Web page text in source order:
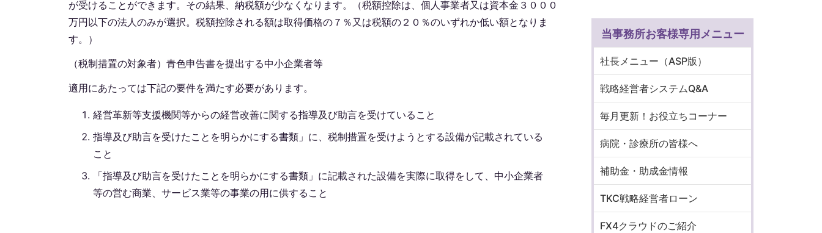
が受けることができます。その結果、納税額が少なくなります。（税額控除は、個人事業者又は資本金３０００
万円以下の法人のみが選択。税額控除される額は取得価格の７％又は税額の２０％のいずれか低い額となりま
す。）
（税制措置の対象者）青色申告書を提出する中小企業者等
適用にあたっては下記の要件を満たす必要があります。
経営革新等支援機関等からの経営改善に関する指導及び助言を受けていること
指導及び助言を受けたことを明らかにする書類」に、税制措置を受けようとする設備が記載されている
こと
「指導及び助言を受けたことを明らかにする書類」に記載された設備を実際に取得をして、中小企業者
等の営む商業、サービス業等の事業の用に供すること
当事務所お客様専用メニュー
社長メニュー（ASP版）
戦略経営者システムQ&A
毎月更新！お役立ちコーナー
病院・診療所の皆様へ
補助金・助成金情報
TKC戦略経営者ローン
FX4クラウドのご紹介